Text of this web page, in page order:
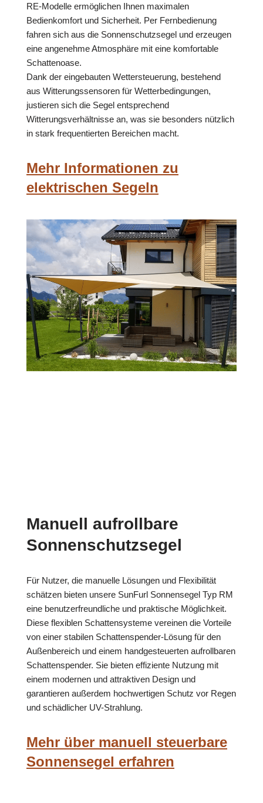
RE-Modelle ermöglichen Ihnen maximalen
Bedienkomfort und Sicherheit. Per Fernbedienung
fahren sich aus die Sonnenschutzsegel und erzeugen
eine angenehme Atmosphäre mit eine komfortable
Schattenoase.
Dank der eingebauten Wettersteuerung, bestehend
aus Witterungssensoren für Wetterbedingungen,
justieren sich die Segel entsprechend
Witterungsverhältnisse an, was sie besonders nützlich
in stark frequentierten Bereichen macht.
Mehr Informationen zu
elektrischen Segeln
Manuell aufrollbare
Sonnenschutzsegel
Für Nutzer, die manuelle Lösungen und Flexibilität
schätzen bieten unsere SunFurl Sonnensegel Typ RM
eine benutzerfreundliche und praktische Möglichkeit.
Diese flexiblen Schattensysteme vereinen die Vorteile
von einer stabilen Schattenspender-Lösung für den
Außenbereich und einem handgesteuerten aufrollbaren
Schattenspender. Sie bieten effiziente Nutzung mit
einem modernen und attraktiven Design und
garantieren außerdem hochwertigen Schutz vor Regen
und schädlicher UV-Strahlung.
Mehr über manuell steuerbare
Sonnensegel erfahren